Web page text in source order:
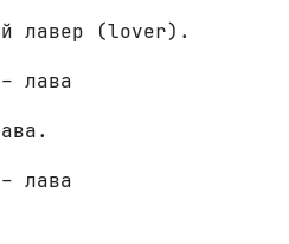
лава
лава